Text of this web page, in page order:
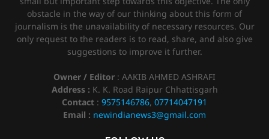
obstacle in the way of our thinking about this form of
journalism is the unavailability of necessary resources. Our
only request to the readers is to read, share, and also give
suggestions to improve it further.
Owner / Editor : AAKIB AHMED ASHRAFI
Address : K. K. Road Raipur Chhattisgarh
Contact : 9575146786, 07714047191
Email : newindianews3@gmail.com